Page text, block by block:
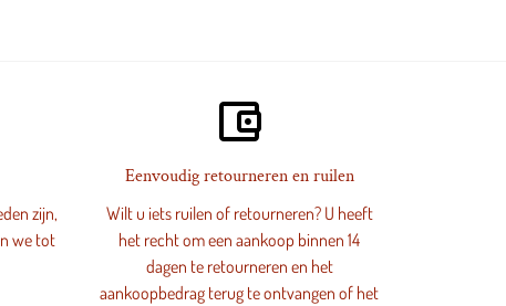
zijn,
we tot
account_balance_wallet
Eenvoudig retourneren en ruilen
Wilt u iets ruilen of retourneren? U heeft
het recht om een aankoop binnen 14
dagen te retourneren en het
aankoopbedrag terug te ontvangen of het